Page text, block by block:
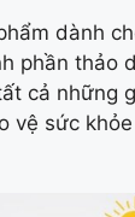
dành
phần thảo
cả những
vệ sức